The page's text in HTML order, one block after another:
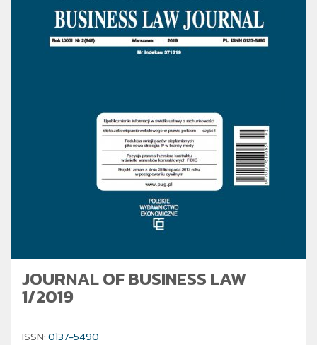
JOURNAL OF BUSINESS LAW
1/2019
ISSN:0137-5490